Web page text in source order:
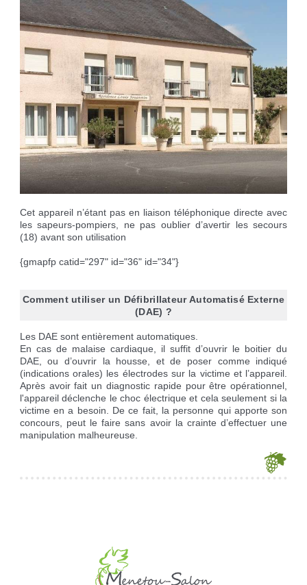
Cet appareil n’étant pas en liaison téléphonique directe avec
les sapeurs-pompiers, ne pas oublier d’avertir les secours
(18) avant son utilisation
{gmapfp catid="297" id="36" id="34"}
Comment utiliser un Défibrillateur Automatisé Externe
(DAE) ?
Les DAE sont entièrement automatiques.
En cas de malaise cardiaque, il suffit d’ouvrir le boitier du
DAE, ou d’ouvrir la housse, et de poser comme indiqué
(indications orales) les électrodes sur la victime et l’appareil.
Après avoir fait un diagnostic rapide pour être opérationnel,
l'appareil déclenche le choc électrique et cela seulement si la
victime en a besoin. De ce fait, la personne qui apporte son
concours, peut le faire sans avoir la crainte d’effectuer une
manipulation malheureuse.
Afficher le mot de passe
Se souvenir de moi